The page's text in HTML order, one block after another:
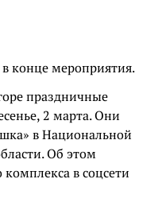
конце мероприятия.
праздничные
2 марта. Они
в Национальной
Об этом
в соцсети